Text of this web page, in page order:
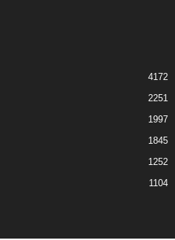
4172
2251
1997
1845
1252
1104